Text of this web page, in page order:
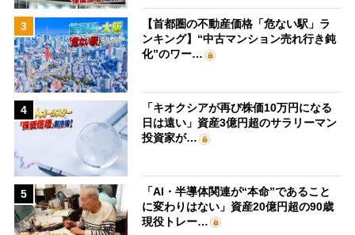
3
【首都圏の不動産価格「危ない駅」ラ
ンキング】“中古マンション売れ行き鈍
化”のワー…
4
「キオクシアが再び株価10万円になる
日は遠い」資産3億円超のサラリーマン
投資家が…
5
「AI・半導体関連が“本命”であること
に変わりはない」資産20億円超の90歳
現役トレー…